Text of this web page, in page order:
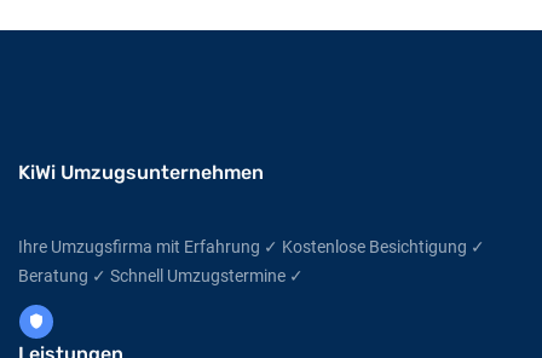
KiWi Umzugsunternehmen
Ihre Umzugsfirma mit Erfahrung ✓ Kostenlose Besichtigung ✓
Beratung ✓ Schnell Umzugstermine ✓